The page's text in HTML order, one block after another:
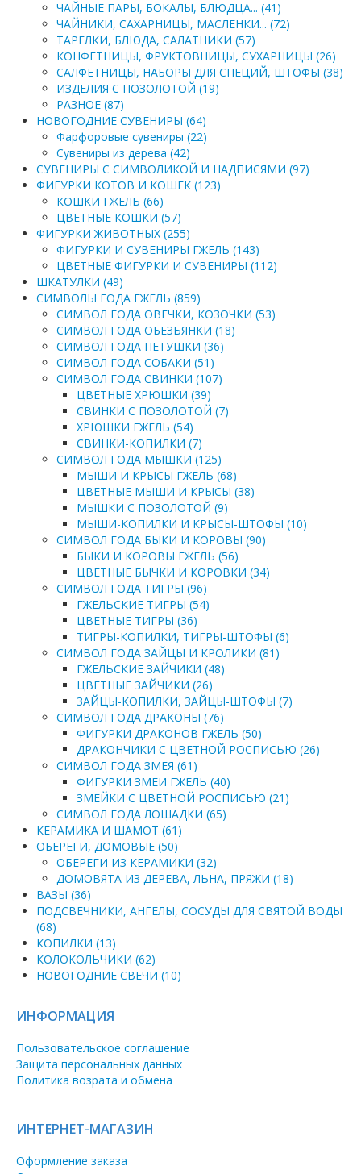
ЧАЙНЫЕ ПАРЫ, БОКАЛЫ, БЛЮДЦА... (41)
ЧАЙНИКИ, САХАРНИЦЫ, МАСЛЕНКИ... (72)
ТАРЕЛКИ, БЛЮДА, САЛАТНИКИ (57)
КОНФЕТНИЦЫ, ФРУКТОВНИЦЫ, СУХАРНИЦЫ (26)
САЛФЕТНИЦЫ, НАБОРЫ ДЛЯ СПЕЦИЙ, ШТОФЫ (38)
ИЗДЕЛИЯ С ПОЗОЛОТОЙ (19)
РАЗНОЕ (87)
НОВОГОДНИЕ СУВЕНИРЫ (64)
Фарфоровые сувениры (22)
Сувениры из дерева (42)
СУВЕНИРЫ С СИМВОЛИКОЙ И НАДПИСЯМИ (97)
ФИГУРКИ КОТОВ И КОШЕК (123)
КОШКИ ГЖЕЛЬ (66)
ЦВЕТНЫЕ КОШКИ (57)
ФИГУРКИ ЖИВОТНЫХ (255)
ФИГУРКИ И СУВЕНИРЫ ГЖЕЛЬ (143)
ЦВЕТНЫЕ ФИГУРКИ И СУВЕНИРЫ (112)
ШКАТУЛКИ (49)
СИМВОЛЫ ГОДА ГЖЕЛЬ (859)
СИМВОЛ ГОДА ОВЕЧКИ, КОЗОЧКИ (53)
СИМВОЛ ГОДА ОБЕЗЬЯНКИ (18)
СИМВОЛ ГОДА ПЕТУШКИ (36)
СИМВОЛ ГОДА СОБАКИ (51)
СИМВОЛ ГОДА СВИНКИ (107)
ЦВЕТНЫЕ ХРЮШКИ (39)
СВИНКИ С ПОЗОЛОТОЙ (7)
ХРЮШКИ ГЖЕЛЬ (54)
СВИНКИ-КОПИЛКИ (7)
СИМВОЛ ГОДА МЫШКИ (125)
МЫШИ И КРЫСЫ ГЖЕЛЬ (68)
ЦВЕТНЫЕ МЫШИ И КРЫСЫ (38)
МЫШКИ С ПОЗОЛОТОЙ (9)
МЫШИ-КОПИЛКИ И КРЫСЫ-ШТОФЫ (10)
СИМВОЛ ГОДА БЫКИ И КОРОВЫ (90)
БЫКИ И КОРОВЫ ГЖЕЛЬ (56)
ЦВЕТНЫЕ БЫЧКИ И КОРОВКИ (34)
СИМВОЛ ГОДА ТИГРЫ (96)
ГЖЕЛЬСКИЕ ТИГРЫ (54)
ЦВЕТНЫЕ ТИГРЫ (36)
ТИГРЫ-КОПИЛКИ, ТИГРЫ-ШТОФЫ (6)
СИМВОЛ ГОДА ЗАЙЦЫ И КРОЛИКИ (81)
ГЖЕЛЬСКИЕ ЗАЙЧИКИ (48)
ЦВЕТНЫЕ ЗАЙЧИКИ (26)
ЗАЙЦЫ-КОПИЛКИ, ЗАЙЦЫ-ШТОФЫ (7)
СИМВОЛ ГОДА ДРАКОНЫ (76)
ФИГУРКИ ДРАКОНОВ ГЖЕЛЬ (50)
ДРАКОНЧИКИ С ЦВЕТНОЙ РОСПИСЬЮ (26)
СИМВОЛ ГОДА ЗМЕЯ (61)
ФИГУРКИ ЗМЕИ ГЖЕЛЬ (40)
ЗМЕЙКИ С ЦВЕТНОЙ РОСПИСЬЮ (21)
СИМВОЛ ГОДА ЛОШАДКИ (65)
КЕРАМИКА И ШАМОТ (61)
ОБЕРЕГИ, ДОМОВЫЕ (50)
ОБЕРЕГИ ИЗ КЕРАМИКИ (32)
ДОМОВЯТА ИЗ ДЕРЕВА, ЛЬНА, ПРЯЖИ (18)
ВАЗЫ (36)
ПОДСВЕЧНИКИ, АНГЕЛЫ, СОСУДЫ ДЛЯ СВЯТОЙ ВОДЫ
(68)
КОПИЛКИ (13)
КОЛОКОЛЬЧИКИ (62)
НОВОГОДНИЕ СВЕЧИ (10)
ИНФОРМАЦИЯ
Пользовательское соглашение
Защита персональных данных
Политика возрата и обмена
ИНТЕРНЕТ-МАГАЗИН
Оформление заказа